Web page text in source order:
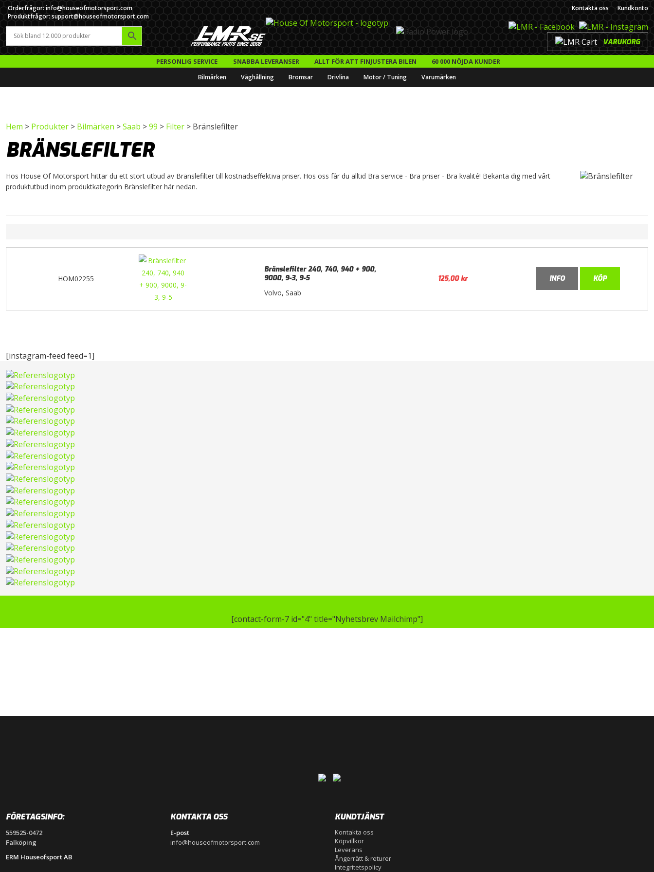
Orderfrågor: info@houseofmotorsport.com
Produktfrågor: support@houseofmotorsport.com
Kontakta oss Kundkonto
VARUKORG
PERSONLIG SERVICE SNABBA LEVERANSER ALLT FÖR ATT FINJUSTERA BILEN 60 000 NÖJDA KUNDER
Bilmärken Väghållning Bromsar Drivlina Motor / Tuning Varumärken
Hem > Produkter > Bilmärken >Saab >99 > Filter > Bränslefilter
BRÄNSLEFILTER
Hos House Of Motorsport hittar du ett stort utbud av Bränslefilter till kostnadseffektiva priser. Hos oss får du alltid Bra service - Bra priser - Bra kvalité! Bekanta dig med vårt
produktutbud inom produktkategorin Bränslefilter här nedan.
HOM02255
Bränslefilter 240, 740, 940 + 900,
9000, 9-3, 9-5
Volvo, Saab
125,00kr INFO KÖP
[instagram-feed feed=1]
[contact-form-7 id="4" title="Nyhetsbrev Mailchimp"]
FÖRETAGSINFO:
559525-0472
Falköping
ERM Houseofsport AB
KONTAKTA OSS
E-post
info@houseofmotorsport.com
KUNDTJÄNST
Kontakta oss
Köpvillkor
Leverans
Ångerrätt & returer
Integritetspolicy